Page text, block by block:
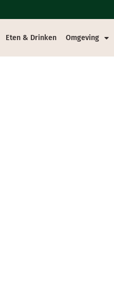
Eten & Drinken Omgeving